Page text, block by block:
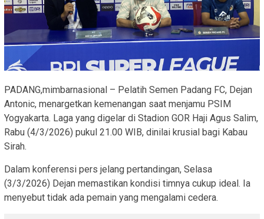
PADANG,mimbarnasional – Pelatih Semen Padang FC, Dejan
Antonic, menargetkan kemenangan saat menjamu PSIM
Yogyakarta. Laga yang digelar di Stadion GOR Haji Agus Salim,
Rabu (4/3/2026) pukul 21.00 WIB, dinilai krusial bagi Kabau
Sirah.
Dalam konferensi pers jelang pertandingan, Selasa
(3/3/2026) Dejan memastikan kondisi timnya cukup ideal. Ia
menyebut tidak ada pemain yang mengalami cedera.